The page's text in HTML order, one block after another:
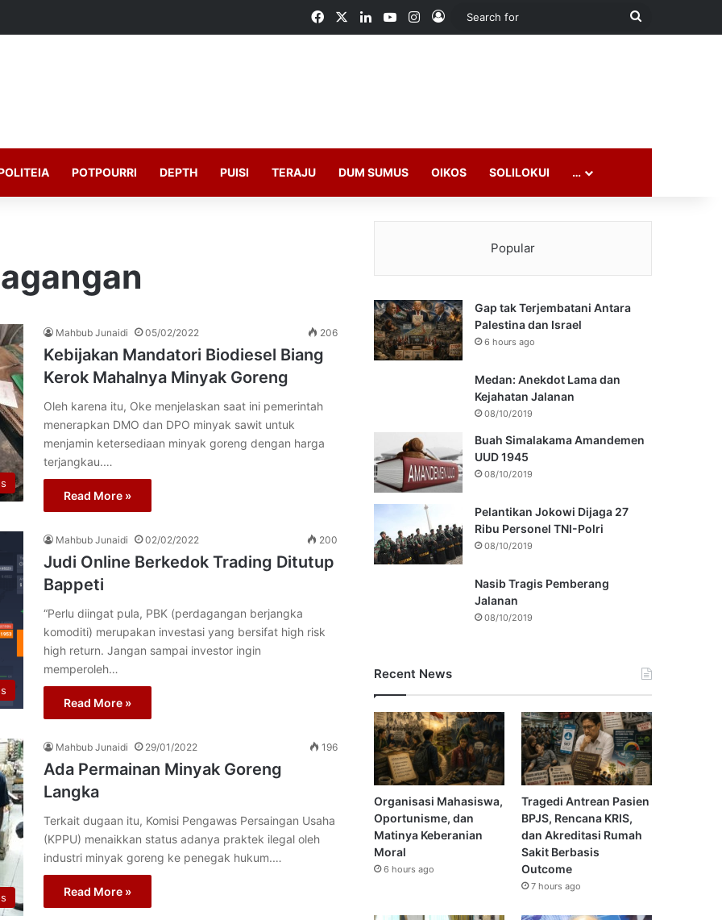
FacebookLinkedInYouTubeInstagram
Log In
Search
POTPOURRI DEPTH PUISI TERAJU DUM SUMUS OIKOS SOLILOKUI …
Mahbub Junaidi 05/02/2022 206
Kebijakan Mandatori Biodiesel Biang
Kerok Mahalnya Minyak Goreng
Oleh karena itu, Oke menjelaskan saat ini pemerintah
menerapkan DMO dan DPO minyak sawit untuk
menjamin ketersediaan minyak goreng dengan harga
terjangkau.…
Read More »
Mahbub Junaidi 02/02/2022 200
Judi Online Berkedok Trading Ditutup
Bappeti
“Perlu diingat pula, PBK (perdagangan berjangka
komoditi) merupakan investasi yang bersifat high risk
high return. Jangan sampai investor ingin
memperoleh…
Read More »
Mahbub Junaidi 29/01/2022 196
Ada Permainan Minyak Goreng
Langka
Terkait dugaan itu, Komisi Pengawas Persaingan Usaha
(KPPU) menaikkan status adanya praktek ilegal oleh
industri minyak goreng ke penegak hukum.…
Read More »
Popular
Gap tak Terjembatani Antara
Palestina dan Israel
6 hours ago
Medan: Anekdot Lama dan
Kejahatan Jalanan
08/10/2019
Buah Simalakama Amandemen
UUD 1945
08/10/2019
Pelantikan Jokowi Dijaga 27
Ribu Personel TNI-Polri
08/10/2019
Nasib Tragis Pemberang
Jalanan
08/10/2019
Recent News
Organisasi Mahasiswa,
Oportunisme, dan
Matinya Keberanian
Moral
6 hours ago
Tragedi Antrean Pasien
BPJS, Rencana KRIS,
dan Akreditasi Rumah
Sakit Berbasis
Outcome
7 hours ago